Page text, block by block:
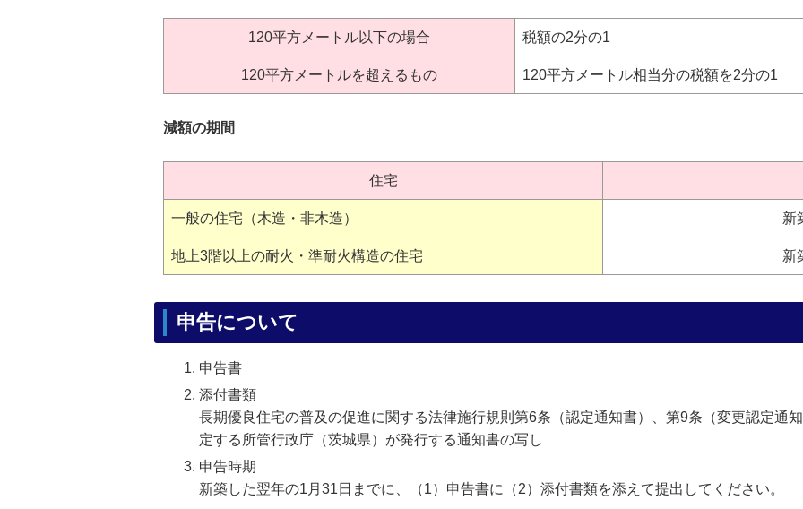
120平方メートル以下の場合 税額の2分の1
120平方メートルを超えるもの 120平方メートル相当分の税額を2分の1
減額の期間
住宅
一般の住宅（木造・非木造） 新
地上3階以上の耐火・準耐火構造の住宅 新
申告について
申告書
添付書類
長期優良住宅の普及の促進に関する法律施行規則第6条（認定通知書）、第9条（変更認定通
定する所管行政庁（茨城県）が発行する通知書の写し
申告時期
新築した翌年の1月31日までに、（1）申告書に（2）添付書類を添えて提出してください。